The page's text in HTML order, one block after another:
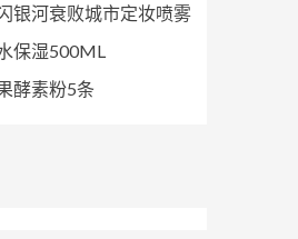
银河衰败城市定妆喷雾
保湿500ML
酵素粉5条